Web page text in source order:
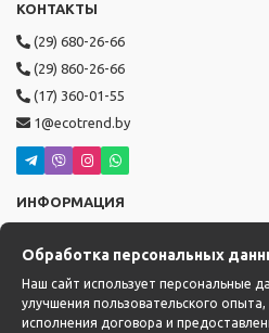
КОНТАКТЫ
(29) 680-26-66
(29) 860-26-66
(17) 360-01-55
1@ecotrend.by
ИНФОРМАЦИЯ
сб-вс с 10:00 до 17:00
Доставка: с 14:00 до 22:00
Обработка персональных
Наш сайт использует персональные
улучшения пользовательского опыта,
исполнения договора и